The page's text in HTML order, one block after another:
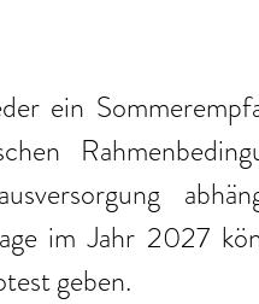
ein
im Jahr 2027
geben.